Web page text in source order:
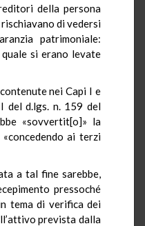
della persona
di vedersi
patrimoniale:
si erano levate
nei Capi I e
d.lgs. n. 159 del
«sovvertit[o]» la
ai terzi
a tal fine sarebbe,
pressoché
tema di verifica dei
prevista dalla